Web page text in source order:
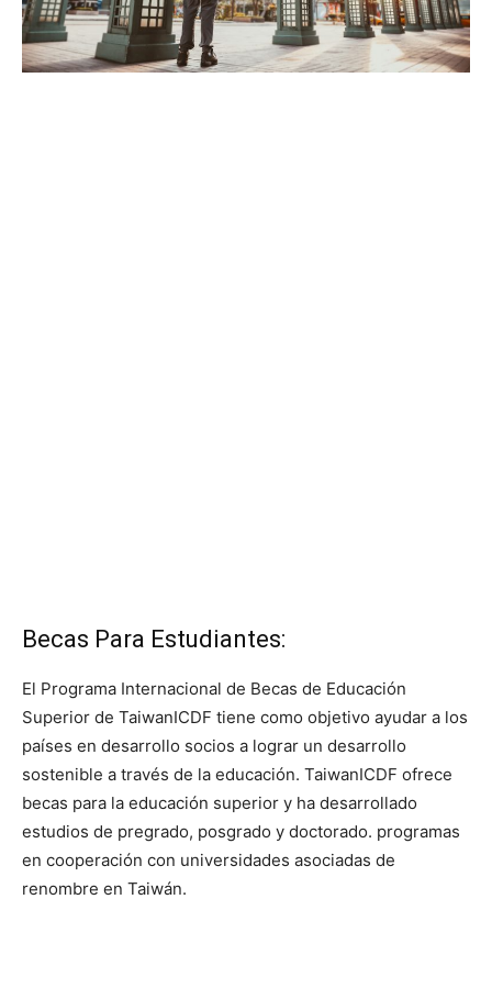
Becas Para Estudiantes:
El Programa Internacional de Becas de Educación
Superior de TaiwanICDF tiene como objetivo ayudar a los
países en desarrollo socios a lograr un desarrollo
sostenible a través de la educación. TaiwanICDF ofrece
becas para la educación superior y ha desarrollado
estudios de pregrado, posgrado y doctorado. programas
en cooperación con universidades asociadas de
renombre en Taiwán.